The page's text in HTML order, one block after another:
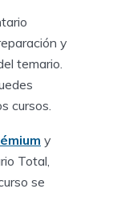
y
temario.
cursos.
y
Total,
se